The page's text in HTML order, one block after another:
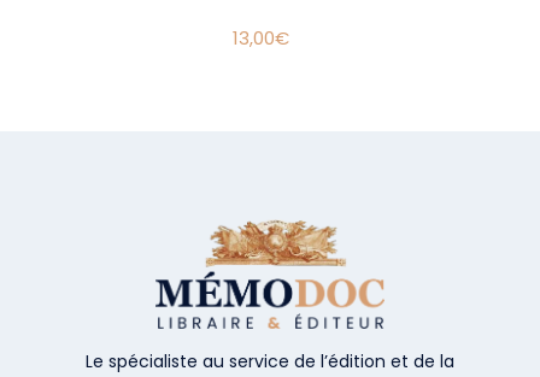
13,00€
Le spécialiste au service de l’édition et de la